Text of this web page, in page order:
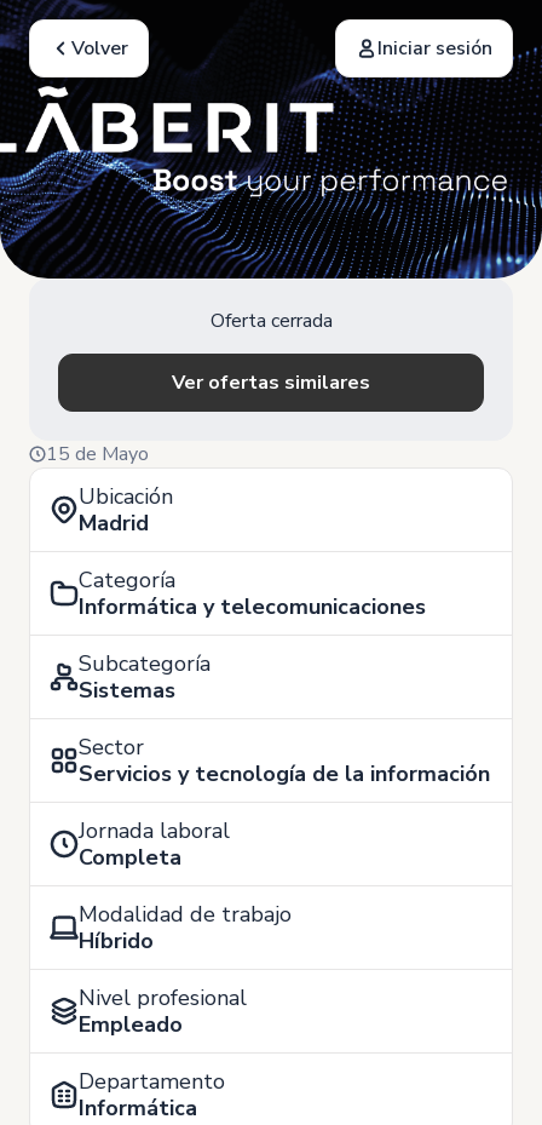
Volver Iniciar sesión
Oferta cerrada
Ver ofertas similares
15 de Mayo
Ubicación
Madrid
Categoría
Informática y telecomunicaciones
Subcategoría
Sistemas
Sector
Servicios y tecnología de la información
Jornada laboral
Completa
Modalidad de trabajo
Híbrido
Nivel profesional
Empleado
Departamento
Informática